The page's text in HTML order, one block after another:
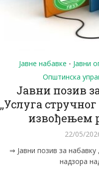
Јавне набавке • Јавни
Општинска
Јавни позив
,,Услуга
извођењем
22/05/
⇒ Јавни позив за набавку
надзора